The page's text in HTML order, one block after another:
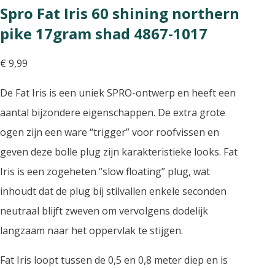
Spro Fat Iris 60 shining northern
pike 17gram shad 4867-1017
€ 9,99
De Fat Iris is een uniek SPRO-ontwerp en heeft een
aantal bijzondere eigenschappen. De extra grote
ogen zijn een ware “trigger” voor roofvissen en
geven deze bolle plug zijn karakteristieke looks. Fat
Iris is een zogeheten “slow floating” plug, wat
inhoudt dat de plug bij stilvallen enkele seconden
neutraal blijft zweven om vervolgens dodelijk
langzaam naar het oppervlak te stijgen.
Fat Iris loopt tussen de 0,5 en 0,8 meter diep en is